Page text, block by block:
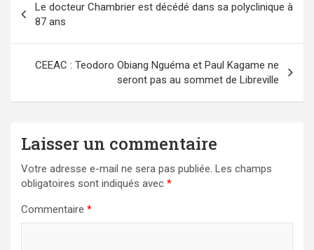
de
l’article
Le docteur Chambrier est décédé dans sa polyclinique à
87 ans
CEEAC : Teodoro Obiang Nguéma et Paul Kagame ne
seront pas au sommet de Libreville
Laisser un commentaire
Votre adresse e-mail ne sera pas publiée. Les champs
obligatoires sont indiqués avec *
Commentaire *